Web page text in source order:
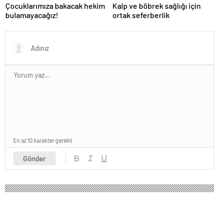
Çocuklarımıza bakacak hekim
bulamayacağız!
Kalp ve böbrek sağlığı için
ortak seferberlik
Gönder
En az 10 karakter gerekli